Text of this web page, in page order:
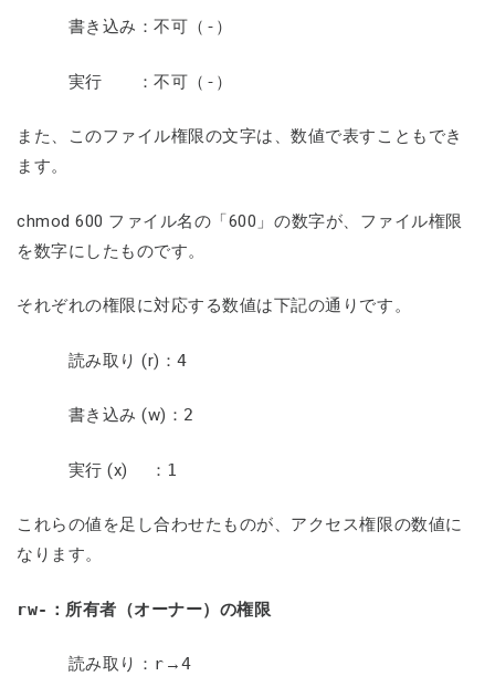
書き込み：不可（ - ）
実行 ：不可（ - ）
また、このファイル権限の文字は、数値で表すこともでき
ます。
chmod 600 ファイル名の「600」の数字が、ファイル権限
を数字にしたものです。
それぞれの権限に対応する数値は下記の通りです。
読み取り (r)：4
書き込み (w)： 2
実行 (x) ： 1
これらの値を足し合わせたものが、アクセス権限の数値に
なります。
rw- ：所有者（オーナー）の権限
読み取り： r →4